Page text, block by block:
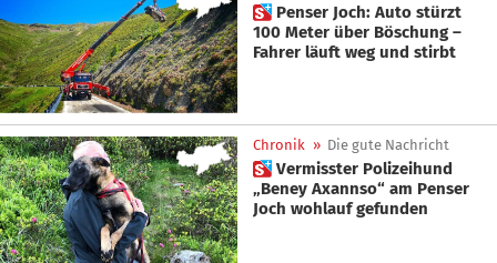
 Penser Joch: Auto stürzt
100 Meter über Böschung –
Fahrer läuft weg und stirbt
Chronik » Die gute Nachricht
 Vermisster Polizeihund
„Beney Axannso“ am Penser
Joch wohlauf gefunden